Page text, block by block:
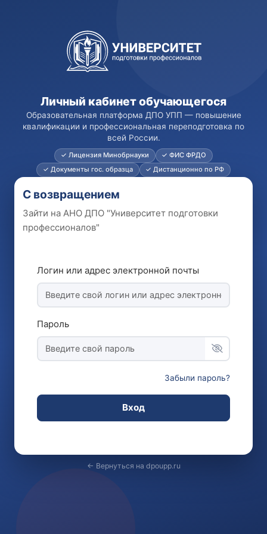
Личный кабинет обучающегося
Образовательная платформа ДПО УПП — повышение
квалификации и профессиональная переподготовка по
всей России.
✓ Лицензия Минобрнауки
✓ ФИС ФРДО
✓ Документы гос. образца
✓ Дистанционно по РФ
С возвращением
Зайти на АНО ДПО "Университет подготовки
профессионалов"
Логин или адрес электронной почты
Пароль
Забыли пароль?
Вход
← Вернуться на dpoupp.ru